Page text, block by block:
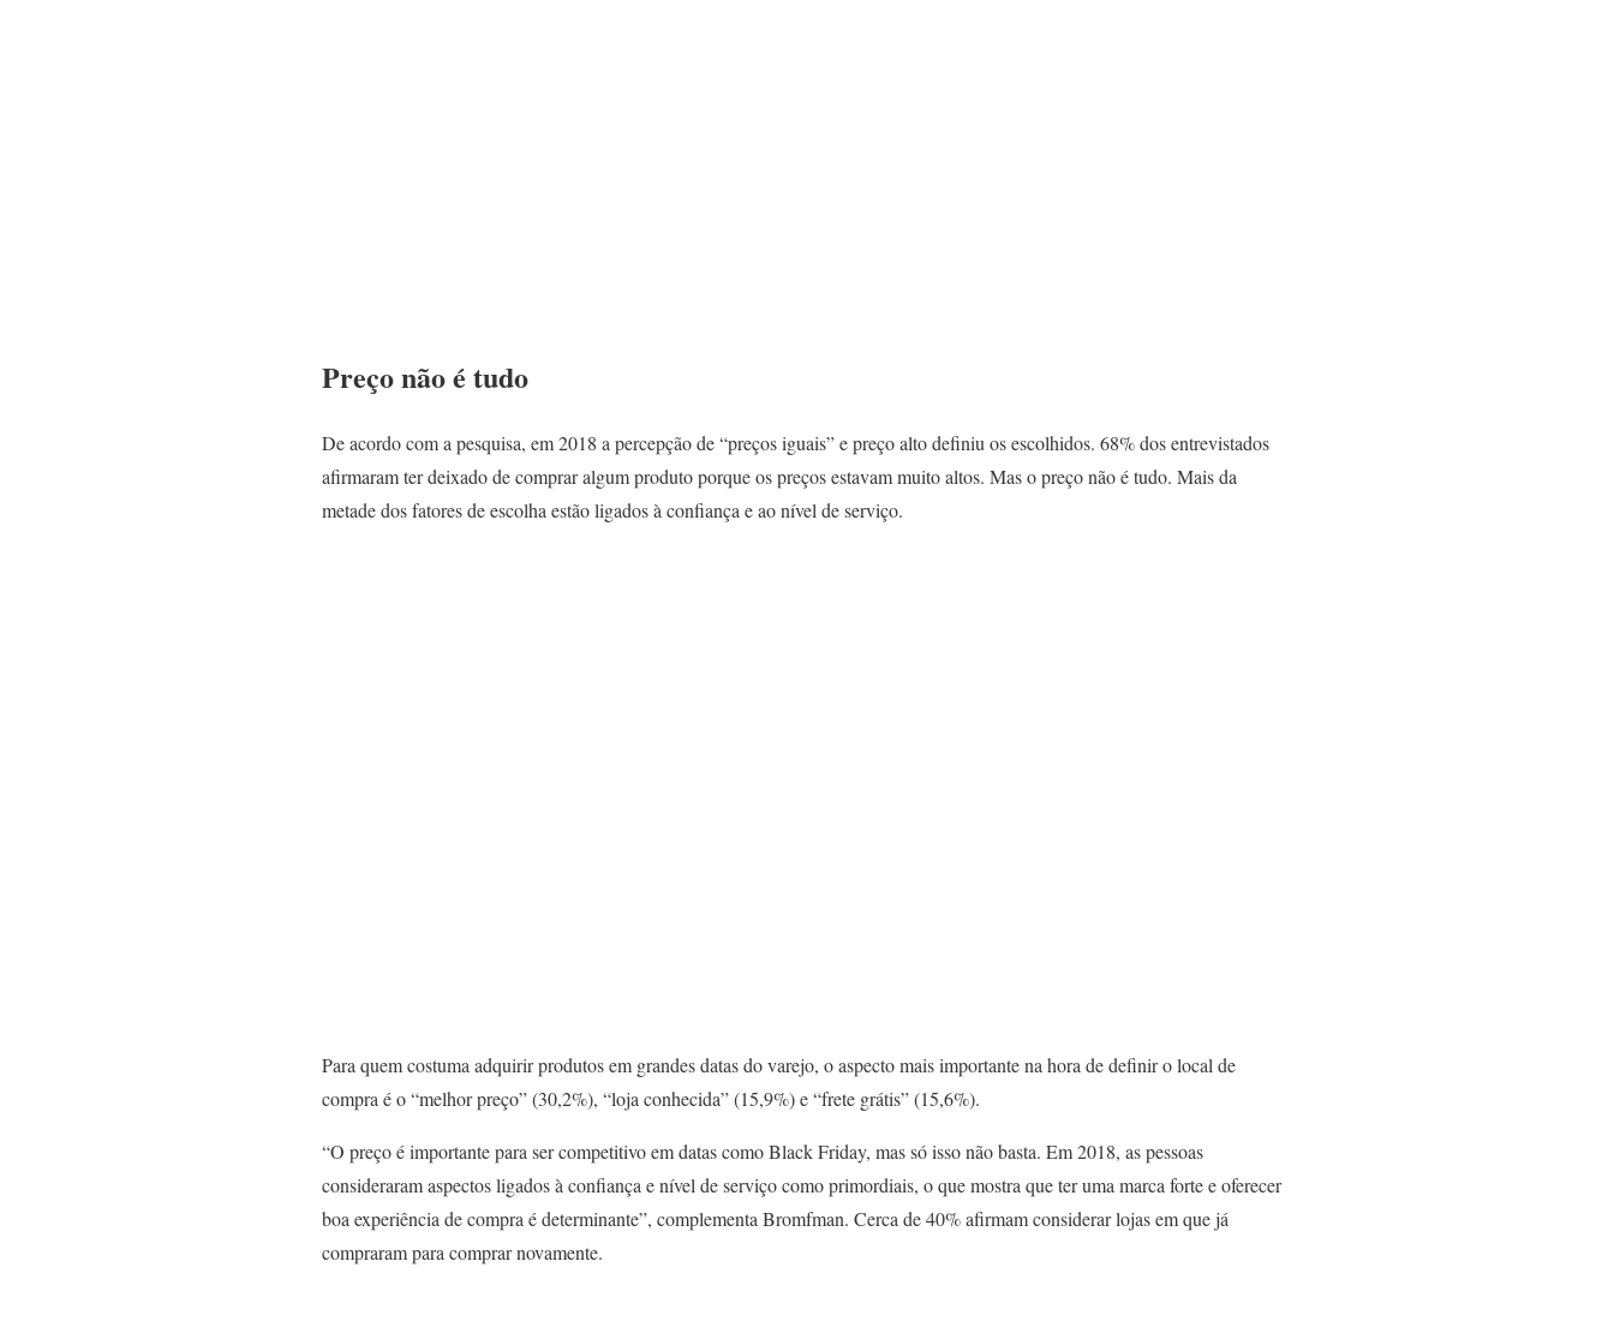
Preço não é tudo
De acordo com a pesquisa, em 2018 a percepção de “preços iguais” e preço alto definiu os escolhidos. 68% dos entrevistados
afirmaram ter deixado de comprar algum produto porque os preços estavam muito altos. Mas o preço não é tudo. Mais da
metade dos fatores de escolha estão ligados à confiança e ao nível de serviço.
Para quem costuma adquirir produtos em grandes datas do varejo, o aspecto mais importante na hora de definir o local de
compra é o “melhor preço” (30,2%), “loja conhecida” (15,9%) e “frete grátis” (15,6%).
“O preço é importante para ser competitivo em datas como Black Friday, mas só isso não basta. Em 2018, as pessoas
consideraram aspectos ligados à confiança e nível de serviço como primordiais, o que mostra que ter uma marca forte e oferecer
boa experiência de compra é determinante”, complementa Bromfman. Cerca de 40% afirmam considerar lojas em que já
compraram para comprar novamente.